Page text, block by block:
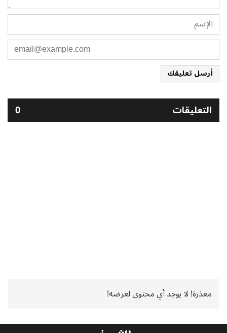
أرسل تعليقك
التعليقات 0
معذرة! لا يوجد أي محتوى لعرضه!